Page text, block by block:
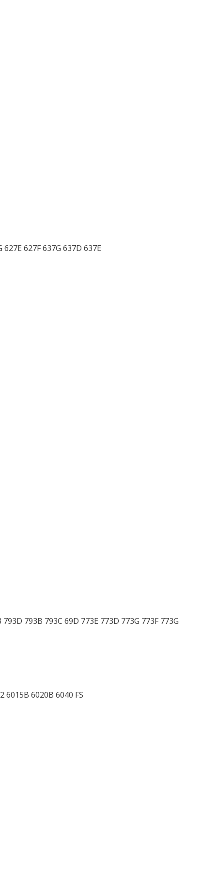
627F 637G 637D 637E
793B 793C 69D 773E 773D 773G 773F 773G
6015B 6020B 6040 FS